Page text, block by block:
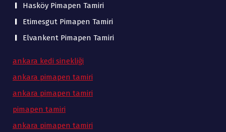
Hasköy Pimapen Tamiri
Etimesgut Pimapen Tamiri
Elvankent Pimapen Tamiri
ankara kedi sinekliği
ankara pimapen tamiri
ankara pimapen tamiri
pimapen tamiri
ankara pimapen tamiri